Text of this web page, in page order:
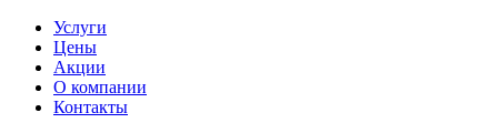
Услуги
Цены
Акции
О компании
Контакты